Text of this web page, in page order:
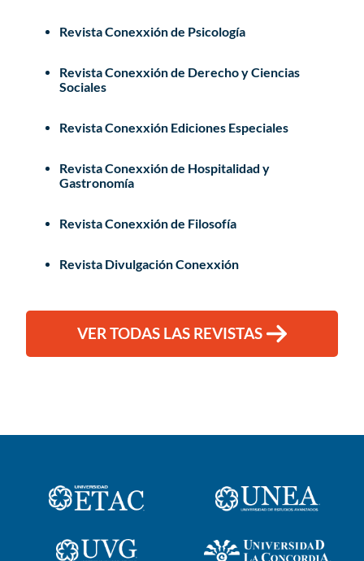
Revista Conexxión de Psicología
Revista Conexxión de Derecho y Ciencias
Sociales
Revista Conexxión Ediciones Especiales
Revista Conexxión de Hospitalidad y
Gastronomía
Revista Conexxión de Filosofía
Revista Divulgación Conexxión
VER TODAS LAS REVISTAS